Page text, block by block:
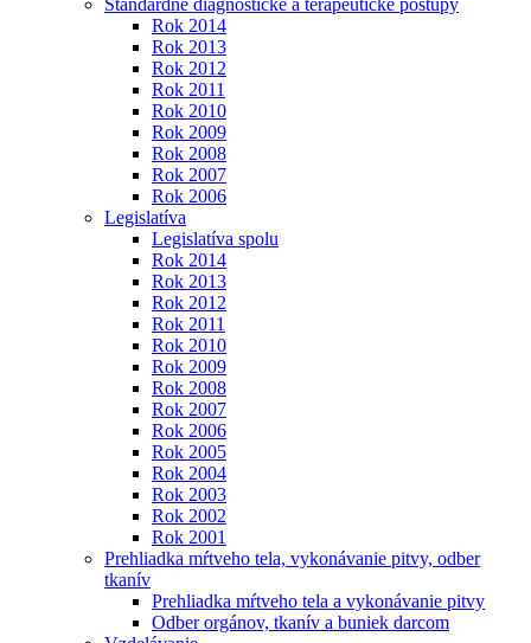
Štandardné diagnostické a terapeutické postupy
Rok 2014
Rok 2013
Rok 2012
Rok 2011
Rok 2010
Rok 2009
Rok 2008
Rok 2007
Rok 2006
Legislatíva
Legislatíva spolu
Rok 2014
Rok 2013
Rok 2012
Rok 2011
Rok 2010
Rok 2009
Rok 2008
Rok 2007
Rok 2006
Rok 2005
Rok 2004
Rok 2003
Rok 2002
Rok 2001
Prehliadka mŕtveho tela, vykonávanie pitvy, odber
tkanív
Prehliadka mŕtveho tela a vykonávanie pitvy
Odber orgánov, tkanív a buniek darcom